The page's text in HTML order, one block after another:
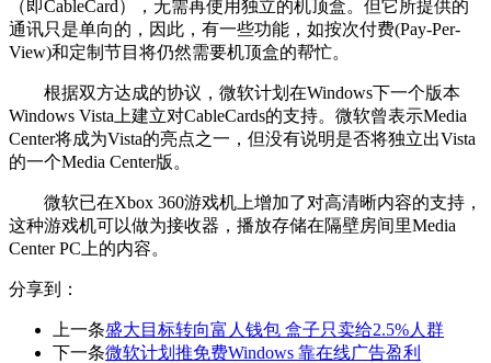
（即CableCard），无需再使用独立的机顶盒。但它所提供的
通讯只是单向的，因此，有一些功能，如按次付费(Pay-Per-
View)和定制节目将仍然需要机顶盒的帮忙。
根据双方达成的协议，微软计划在Windows下一个版本
Windows Vista上建立对CableCards的支持。微软曾表示Media
Center将成为Vista的亮点之一，但没有说明是否将独立出Vista
的一个Media Center版。
微软已在Xbox 360游戏机上增加了对高清晰内容的支持，
这种游戏机可以做为接收器，播放存储在隔壁房间里Media
Center PC上的内容。
分享到：
上一条盛大目标转向富人钱包 盒子只卖给2.5%人群
下一条微软计划推免费Windows 靠在线广告盈利